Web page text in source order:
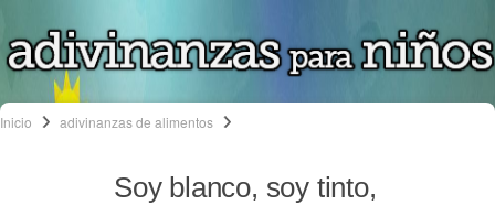
Inicio adivinanzas de alimentos
Soy blanco, soy tinto,